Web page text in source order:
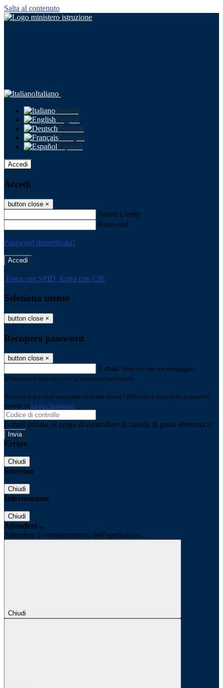
Salta al contenuto
Italiano
Italiano
English
Deutsch
Français
Español
Accedi
Accedi
button close ×
Nome Utente
Password
Password dimenticata?
-
Entra con SPID Entra con CIE
Seleziona utente
button close ×
Recupero password
button close ×
E-mail Verrà inviato un messaggio
all'indirizzo indicato con le istruzioni necessarie.
Non hai una e-mail associata al nome utente? Effettua il reset della password
tramite la Login Spaggiari
E-mail inviata, si prega di controllare la casella di posta elettronica!
Errore
Chiudi
Successo
Chiudi
Informazione
Chiudi
Attendere...
Attendere il completamento dell'operazione...
Chiudi